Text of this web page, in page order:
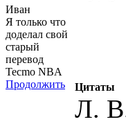
Иван
Я только что
доделал свой
старый
перевод
Tecmo NBA
Продолжить
Цитаты
Л.